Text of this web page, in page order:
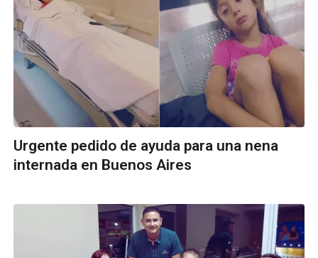
Urgente pedido de ayuda para una nena
internada en Buenos Aires